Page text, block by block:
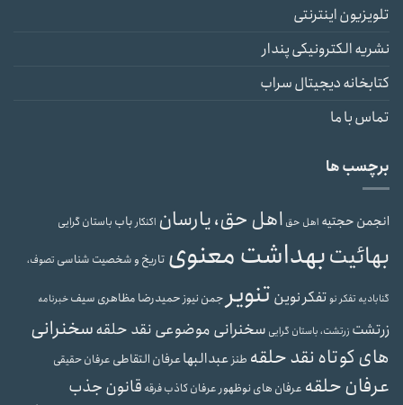
تلویزیون اینترنتی
نشریه الکترونیکی پندار
کتابخانه دیجیتال سراب
تماس با ما
برچسب ها
انجمن حجتیه اهل حق اهل حق، یارسان اکنکارباب باستان گرایی
بهائیتبهداشت معنوی تاریخ و شخصیت شناسی تصوف،
گنابادیه تفکر نوتفکر نوین تنویرجمن نیوزحمیدرضا مظاهری سیفخبرنامه
زرتشت زرتشت، باستان گرایی سخنرانی موضوعی نقد حلقهسخنرانی
های کوتاه نقد حلقه طنزعبدالبهاعرفان التقاطی عرفان حقیقی
عرفان حلقه عرفان های نوظهورعرفان کاذبفرقه قانون جذب